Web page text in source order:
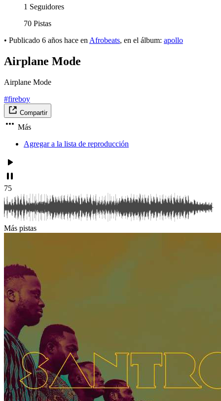
1 Seguidores
70 Pistas
• Publicado 6 años hace en Afrobeats, en el álbum: apollo
Airplane Mode
Airplane Mode
#fireboy
Compartir
Más
Agregar a la lista de reproducción
75
Más pistas